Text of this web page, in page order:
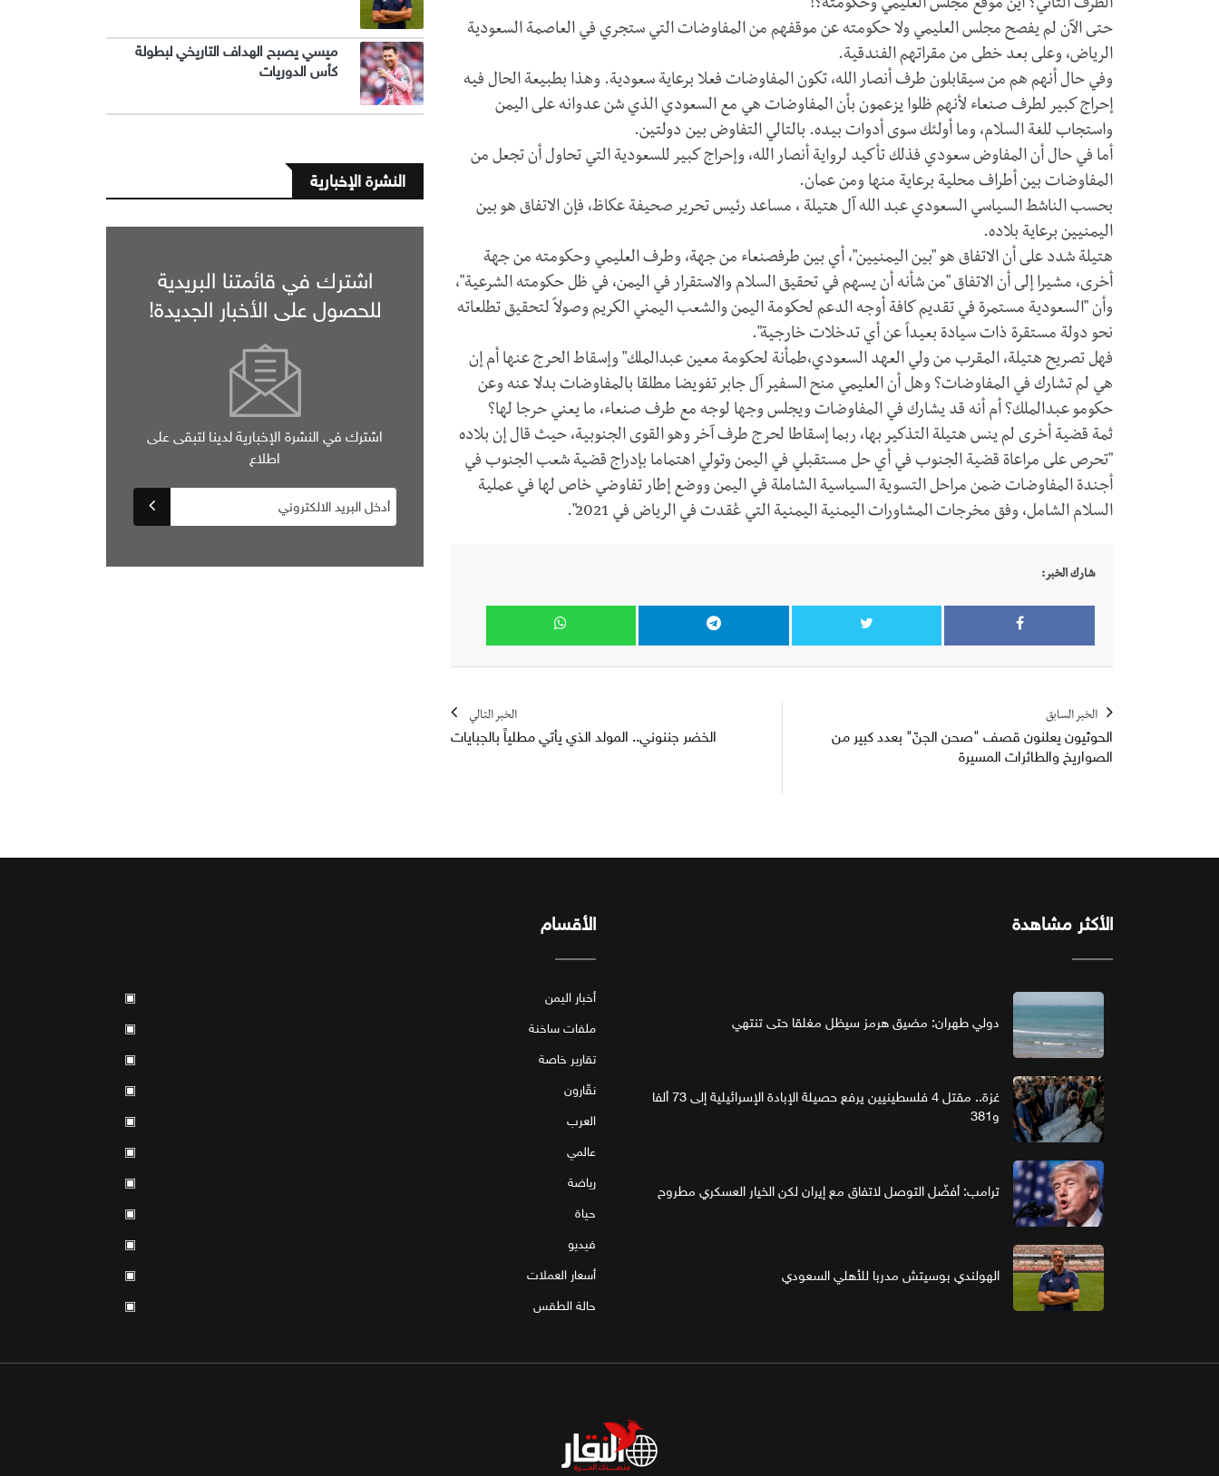
الطرف الثاني؟ أين موقع مجلس العليمي وحكومته؟!
حتى الآن لم يفصح مجلس العليمي ولا حكومته عن موقفهم من المفاوضات التي ستجري في العاصمة السعودية
الرياض، وعلى بعد خطى من مقراتهم الفندقية.
وفي حال أنهم هم من سيقابلون طرف أنصار الله، تكون المفاوضات فعلا برعاية سعودية. وهذا بطبيعة الحال فيه
إحراج كبير لطرف صنعاء لأنهم ظلوا يزعمون بأن المفاوضات هي مع السعودي الذي شن عدوانه على اليمن
واستجاب للغة السلام، وما أولئك سوى أدوات بيده. بالتالي التفاوض بين دولتين.
أما في حال أن المفاوض سعودي فذلك تأكيد لرواية أنصار الله، وإحراج كبير للسعودية التي تحاول أن تجعل من
المفاوضات بين أطراف محلية برعاية منها ومن عمان.
بحسب الناشط السياسي السعودي عبد الله آل هتيلة ، مساعد رئيس تحرير صحيفة عكاظ، فإن الاتفاق هو بين
هتيلة شدد على أن الاتفاق هو "بين اليمنيين"، أي بين طرفصنعاء من جهة، وطرف العليمي وحكومته من جهة
أخرى، مشيرا إلى أن الاتفاق "من شأنه أن يسهم في تحقيق ‎السلام والاستقرار في اليمن، في ظل حكومته الشرعية"،
وأن "السعودية مستمرة في تقديم كافة أوجه الدعم لحكومة اليمن والشعب اليمني الكريم وصولاً لتحقيق تطلعاته
نحو ‎دولة مستقرة ذات سيادة بعيداً عن أي ‎تدخلات خارجية".
فهل تصريح هتيلة، المقرب من ولي العهد السعودي،طمأنة لحكومة معين عبدالملك" وإسقاط الحرج عنها أم إن
هي لم تشارك في المفاوضات؟ وهل أن العليمي منح السفير آل جابر تفويضا مطلقا بالمفاوضات بدلا عنه وعن
حكومو عبدالملك؟ أم أنه قد يشارك في المفاوضات ويجلس وجها لوجه مع طرف صنعاء، ما يعني حرجا لها؟
ثمة قضية أخرى لم ينس هتيلة التذكير بها، ربما إسقاطا لحرج طرف آخر وهو القوى الجنوبية، حيث قال إن بلاده
‏"تحرص على مراعاة ‎قضية الجنوب في أي حل مستقبلي في اليمن وتولي اهتماما بإدراج قضية ‎شعب الجنوب في
أجندة المفاوضات ضمن مراحل التسوية السياسية الشاملة في اليمن ووضع ‎إطار تفاوضي خاص لها في عملية
السلام الشامل، وفق مخرجات المشاورات اليمنية اليمنية التي عُقدت في الرياض في 2021".
شارك الخبر:
الخبر السابق
الحوثيون يعلنون قصف "صحن الجنّ" بعدد كبير من
الصواريخ والطائرات المسيرة
الخبر التالي
الخضر جننوني.. المولد الذي يأتي مطلياً بالجبايات
ميسي يصبح الهداف التاريخي لبطولة
كأس الدوريات
النشرة الإخبارية
اشترك في قائمتنا البريدية
للحصول على الأخبار الجديدة!
اشترك في النشرة الإخبارية لدينا لتبقى على
اطلاع
الأكثر مشاهدة
دولي طهران: مضيق هرمز سيظل مغلقا حتى تنتهي
غزة.. مقتل 4 فلسطينيين يرفع حصيلة الإبادة الإسرائيلية إلى 73 ألفا
و381
ترامب: أفضّل التوصل لاتفاق مع إيران لكن الخيار العسكري مطروح
الهولندي بوسيتش مدربا للأهلي السعودي
الأقسام
أخبار اليمن
▣
ملفات ساخنة
▣
تقارير خاصة
▣
نقّارون
▣
العرب
▣
عالمي
▣
رياضة
▣
حياة
▣
فيديو
▣
أسعار العملات
▣
حالة الطقس
▣